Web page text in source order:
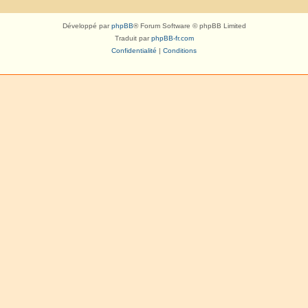
Développé parphpBB® Forum Software © phpBB Limited
Traduit parphpBB-fr.com
Confidentialité | Conditions